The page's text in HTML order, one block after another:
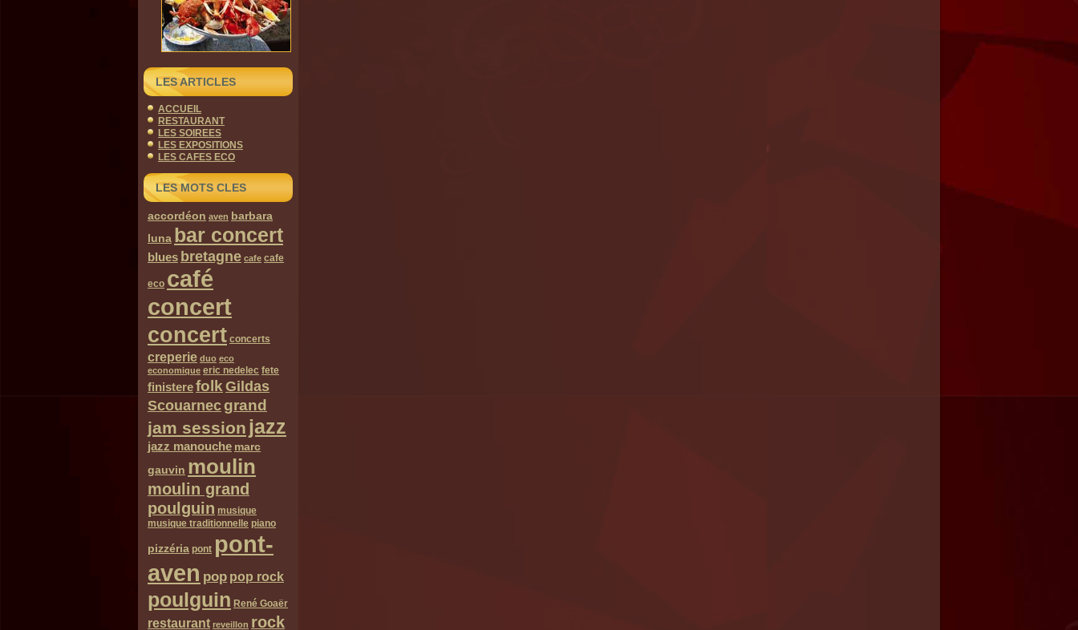
LES ARTICLES
ACCUEIL
RESTAURANT
LES SOIREES
LES EXPOSITIONS
LES CAFES ECO
LES MOTS CLES
accordéon aven barbara
luna bar concert
blues bretagne cafe cafe
eco café
concert
concert concerts
creperie duo eco
economique eric nedelec fete
finisterefolk Gildas
Scouarnecgrand
jam session jazz
jazz manouche marc
gauvin moulin
moulin grand
poulguin musique
musique traditionnelle piano
pizzéria pont pont-
aven pop pop rock
poulguin René Goaër
restaurant reveillon rock